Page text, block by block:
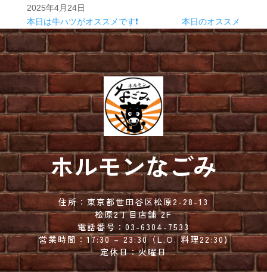
2025年4月24日
本日は牛ハツがオススメです❗
本日のオススメ
ホルモンなごみ
住所： 東京都世田谷区松原2-28-13
松原2丁目店舗 2F
電話番号： 03-6304-7533
営業時間：17:30 – 23:30（L.O. 料理22:30)
定休日：火曜日